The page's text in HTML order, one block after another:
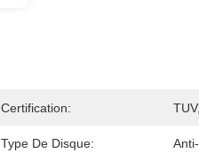
Certification:
Type De Disque: